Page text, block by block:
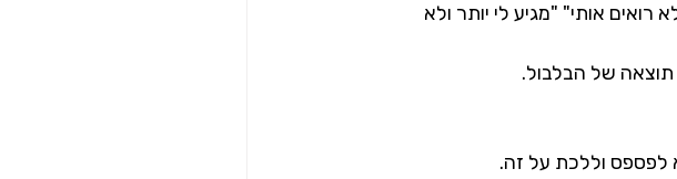
אותי" "מגיע לי יותר ולא
תוצאה של הבלבול.
לפספס וללכת על זה.